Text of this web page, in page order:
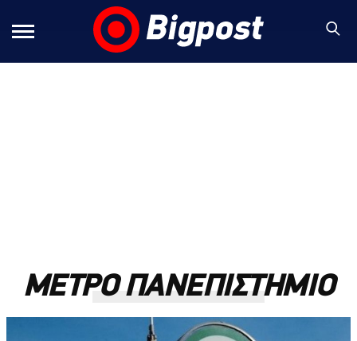
ΜΕΤΡΟ ΠΑΝΕΠΙΣΤΗΜΙΟ